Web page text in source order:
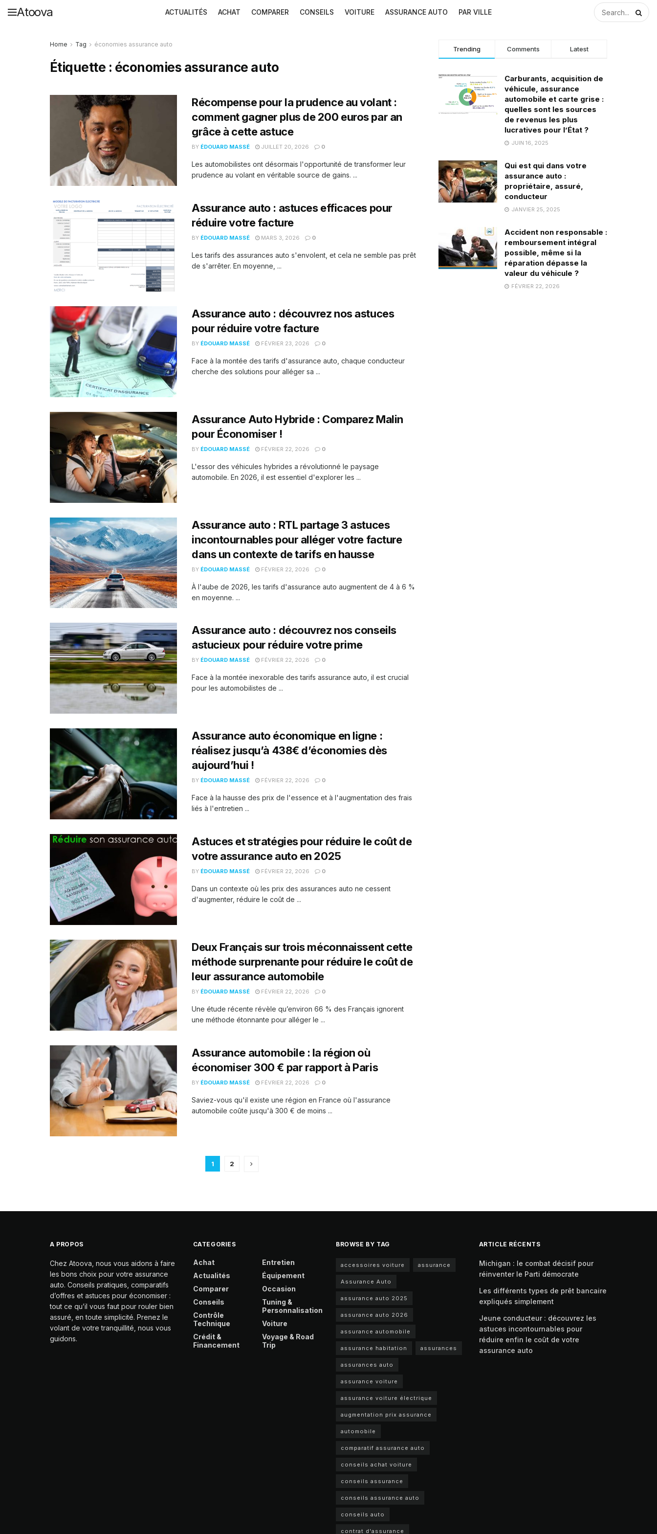
Atoova ACTUALITÉS ACHAT COMPARER CONSEILS VOITURE ASSURANCE AUTO PAR VILLE
Home Tag économies assurance auto
Étiquette : économies assurance auto
Récompense pour la prudence au volant :
comment gagner plus de 200 euros par an
grâce à cette astuce
BY ÉDOUARD MASSÉ JUILLET 20, 2026 0
Les automobilistes ont désormais l'opportunité de transformer leur
prudence au volant en véritable source de gains. ...
Assurance auto : astuces efficaces pour
réduire votre facture
BY ÉDOUARD MASSÉ MARS 3, 2026 0
Les tarifs des assurances auto s'envolent, et cela ne semble pas prêt
de s'arrêter. En moyenne, ...
Assurance auto : découvrez nos astuces
pour réduire votre facture
BY ÉDOUARD MASSÉ FÉVRIER 23, 2026 0
Face à la montée des tarifs d'assurance auto, chaque conducteur
cherche des solutions pour alléger sa ...
Assurance Auto Hybride : Comparez Malin
pour Économiser !
BY ÉDOUARD MASSÉ FÉVRIER 22, 2026 0
L'essor des véhicules hybrides a révolutionné le paysage
automobile. En 2026, il est essentiel d'explorer les ...
Assurance auto : RTL partage 3 astuces
incontournables pour alléger votre facture
dans un contexte de tarifs en hausse
BY ÉDOUARD MASSÉ FÉVRIER 22, 2026 0
À l'aube de 2026, les tarifs d'assurance auto augmentent de 4 à 6 %
en moyenne. ...
Assurance auto : découvrez nos conseils
astucieux pour réduire votre prime
BY ÉDOUARD MASSÉ FÉVRIER 22, 2026 0
Face à la montée inexorable des tarifs assurance auto, il est crucial
pour les automobilistes de ...
Assurance auto économique en ligne :
réalisez jusqu’à 438€ d’économies dès
aujourd’hui !
BY ÉDOUARD MASSÉ FÉVRIER 22, 2026 0
Face à la hausse des prix de l'essence et à l'augmentation des frais
liés à l'entretien ...
Astuces et stratégies pour réduire le coût de
votre assurance auto en 2025
BY ÉDOUARD MASSÉ FÉVRIER 22, 2026 0
Dans un contexte où les prix des assurances auto ne cessent
d'augmenter, réduire le coût de ...
Deux Français sur trois méconnaissent cette
méthode surprenante pour réduire le coût de
leur assurance automobile
BY ÉDOUARD MASSÉ FÉVRIER 22, 2026 0
Une étude récente révèle qu’environ 66 % des Français ignorent
une méthode étonnante pour alléger le ...
Assurance automobile : la région où
économiser 300 € par rapport à Paris
BY ÉDOUARD MASSÉ FÉVRIER 22, 2026 0
Saviez-vous qu'il existe une région en France où l'assurance
automobile coûte jusqu'à 300 € de moins ...
1 2
Trending Comments Latest
Carburants, acquisition de
véhicule, assurance
automobile et carte grise :
quelles sont les sources
de revenus les plus
lucratives pour l’État ?
JUIN 16, 2025
Qui est qui dans votre
assurance auto :
propriétaire, assuré,
conducteur
JANVIER 25, 2025
Accident non responsable :
remboursement intégral
possible, même si la
réparation dépasse la
valeur du véhicule ?
FÉVRIER 22, 2026
A PROPOS
Chez Atoova, nous vous aidons à faire
les bons choix pour votre assurance
auto. Conseils pratiques, comparatifs
d’offres et astuces pour économiser :
tout ce qu’il vous faut pour rouler bien
assuré, en toute simplicité. Prenez le
volant de votre tranquillité, nous vous
guidons.
CATEGORIES
Achat
Actualités
Comparer
Conseils
Contrôle
Technique
Crédit &
Financement
Entretien
Équipement
Occasion
Tuning &
Personnalisation
Voiture
Voyage & Road
Trip
BROWSE BY TAG
accessoires voiture assurance
Assurance Auto
assurance auto 2025
assurance auto 2026
assurance automobile
assurance habitation assurances
assurances auto
assurance voiture
assurance voiture électrique
augmentation prix assurance
automobile
comparatif assurance auto
conseils achat voiture
conseils assurance
conseils assurance auto
conseils auto
contrat d'assurance
ARTICLE RÉCENTS
Michigan : le combat décisif pour
réinventer le Parti démocrate
Les différents types de prêt bancaire
expliqués simplement
Jeune conducteur : découvrez les
astuces incontournables pour
réduire enfin le coût de votre
assurance auto